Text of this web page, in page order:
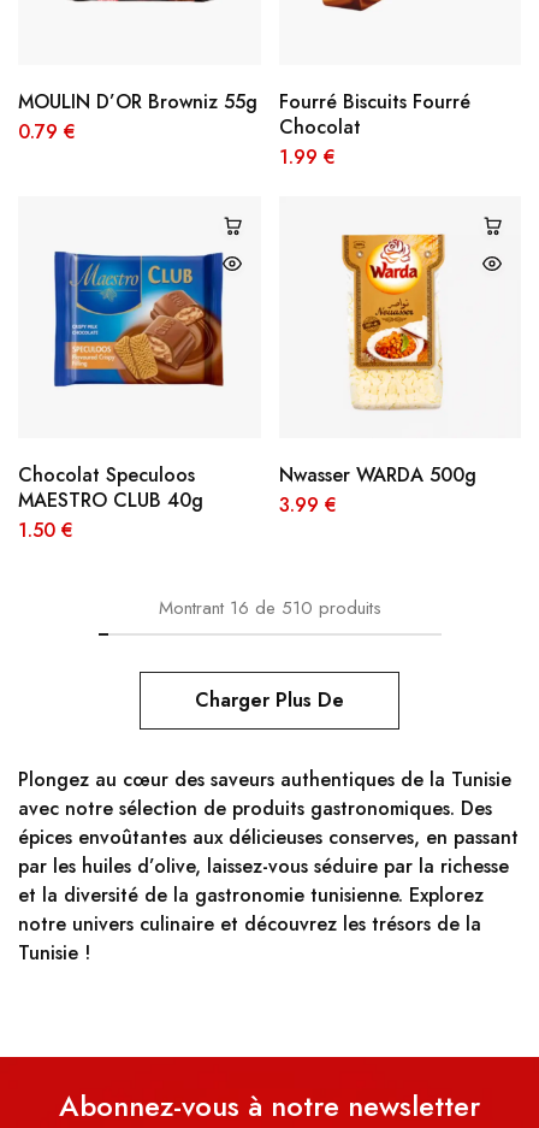
MOULIN D’OR Browniz 55g
0.79 €
Fourré Biscuits Fourré
Chocolat
1.99 €
Chocolat Speculoos
MAESTRO CLUB 40g
1.50 €
Nwasser WARDA 500g
3.99 €
Montrant16 de 510 produits
Charger Plus De
Plongez au cœur des saveurs authentiques de la Tunisie
avec notre sélection de produits gastronomiques. Des
épices envoûtantes aux délicieuses conserves, en passant
par les huiles d’olive, laissez-vous séduire par la richesse
et la diversité de la gastronomie tunisienne. Explorez
notre univers culinaire et découvrez les trésors de la
Tunisie !
Abonnez-vous à notre newsletter